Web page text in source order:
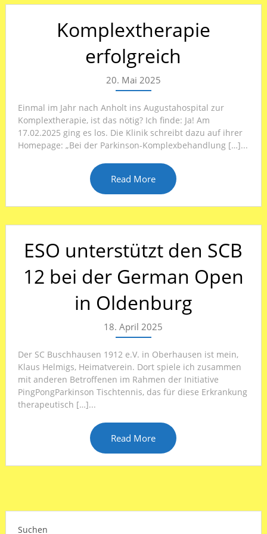
Komplextherapie
erfolgreich
20. Mai 2025
Einmal im Jahr nach Anholt ins Augustahospital zur
Komplextherapie, ist das nötig? Ich finde: Ja! Am
17.02.2025 ging es los. Die Klinik schreibt dazu auf ihrer
Homepage: „Bei der Parkinson-Komplexbehandlung […]...
Read More
ESO unterstützt den SCB
12 bei der German Open
in Oldenburg
18. April 2025
Der SC Buschhausen 1912 e.V. in Oberhausen ist mein,
Klaus Helmigs, Heimatverein. Dort spiele ich zusammen
mit anderen Betroffenen im Rahmen der Initiative
PingPongParkinson Tischtennis, das für diese Erkrankung
therapeutisch […]...
Read More
Suchen